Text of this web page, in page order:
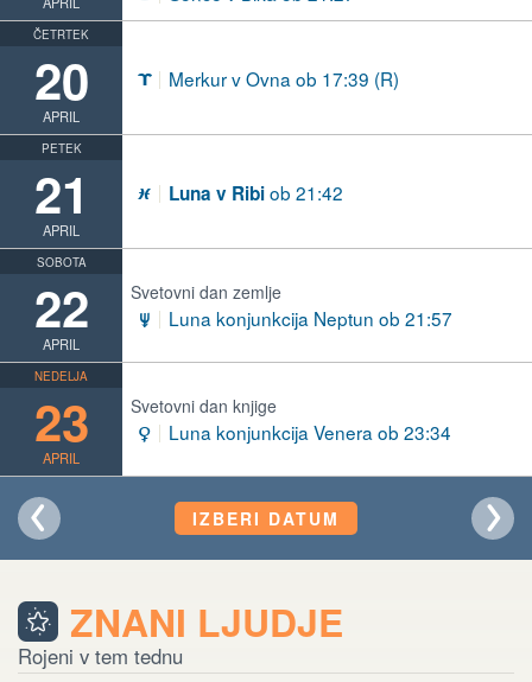
ČETRTEK
20
APRIL
A Merkur v Ovna ob 17:39 (R)
PETEK
21
APRIL
L Luna v Ribiob 21:42
SOBOTA
22
APRIL
Svetovni dan zemlje
i Luna konjunkcija Neptun ob 21:57
NEDELJA
23
APRIL
Svetovni dan knjige
d Luna konjunkcija Venera ob 23:34
IZBERI DATUM
ZNANI LJUDJE
Rojeni v tem tednu